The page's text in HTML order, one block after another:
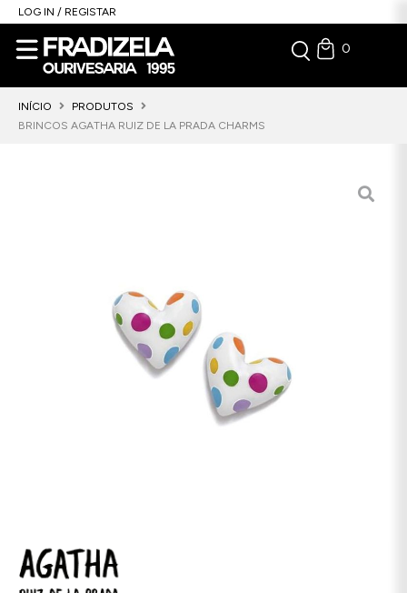
LOG IN / REGISTAR
0
INÍCIO
PRODUTOS
BRINCOS AGATHA RUIZ DE LA PRADA CHARMS